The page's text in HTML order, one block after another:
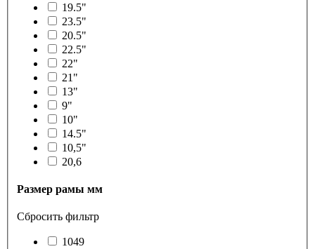
19.5"
23.5"
20.5"
22.5"
22"
21"
13"
9"
10"
14.5"
10,5"
20,6
Размер рамы мм
Сбросить фильтр
1049